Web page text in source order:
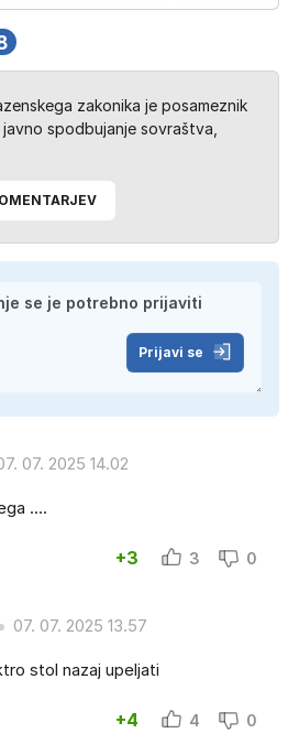
zakonika je posameznik
spodbujanje sovraštva,
Prijavi se
07. 2025 14.02
....
+3 3 0
07. 07. 2025 13.57
stol nazaj upeljati
+4 4 0